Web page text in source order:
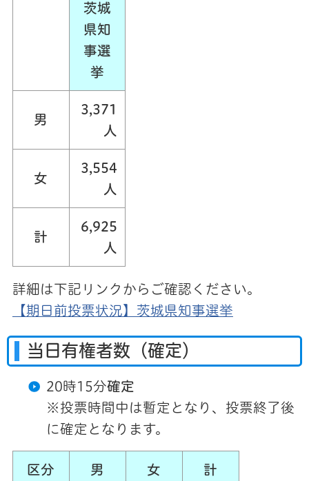
茨城
県知
事選
挙
男
3,371
人
女
3,554
人
計
6,925
人
詳細は下記リンクからご確認ください。
【期日前投票状況】茨城県知事選挙
当日有権者数（確定）
20時15分確定
※投票時間中は暫定となり、投票終了後
に確定となります。
区分 男 女 計